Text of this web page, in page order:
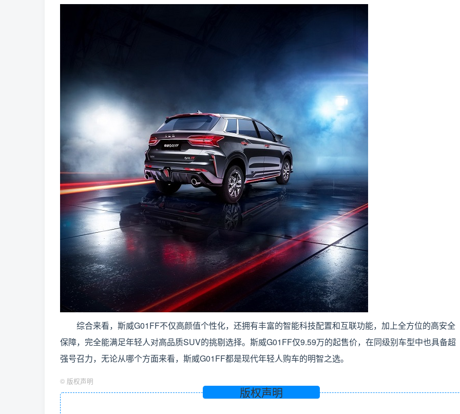
综合来看，斯威G01FF不仅高颜值个性化，还拥有丰富的智能科技配置和互联功能，加上全方位的高安全
保障，完全能满足年轻人对高品质SUV的挑剔选择。斯威G01FF仅9.59万的起售价，在同级别车型中也具备超
强号召力，无论从哪个方面来看，斯威G01FF都是现代年轻人购车的明智之选。
© 版权声明
版权声明